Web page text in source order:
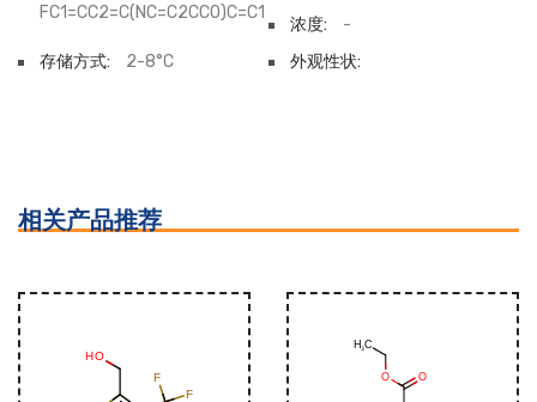
FC1=CC2=C(NC=C2CCO)C=C1
浓度:
-
存储方式:
2-8°C 外观性状:
相关产品推荐